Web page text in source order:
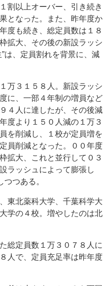
割以上オーバー、引き続き
となった。また、昨年度か
度も続き、総定員数は１８
拡大、その後の新設ラッシ
は、定員割れを背景に、減
万３１５８人。新設ラッシ
に、一部４年制の増員など
４人に達したが、その後減
度より１５０人減の１万３
を削減し、１校が定員増を
員削減となった。００年度
拡大、これと並行して０３
ラッシュによって膨張し
つつある。
東北薬科大学、千葉科学大
学の４校。増やしたのは北
総定員数１万３０７８人に
人で、定員充足率は昨年度